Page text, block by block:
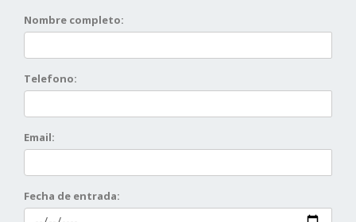
Nombre completo:
Telefono:
Email:
Fecha de entrada: